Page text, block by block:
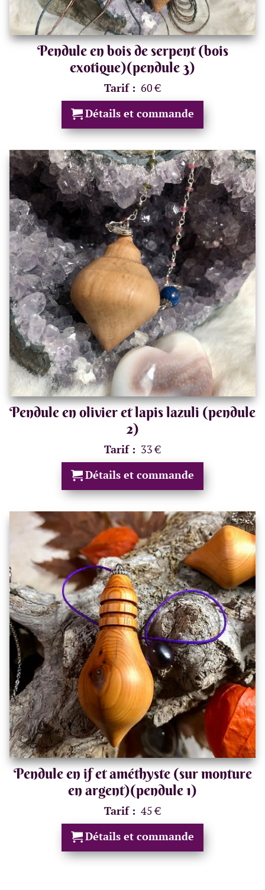
Pendule en bois de serpent (bois
exotique)(pendule 3)
Tarif : 60 €
Détails et commande
Pendule en olivier et lapis lazuli (pendule
2)
Tarif : 33 €
Détails et commande
Pendule en if et améthyste (sur monture
en argent)(pendule 1)
Tarif : 45 €
Détails et commande